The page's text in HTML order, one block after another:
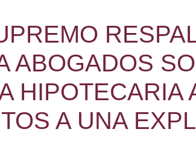
ABOGADOS
HIPOTECARIA
A UNA